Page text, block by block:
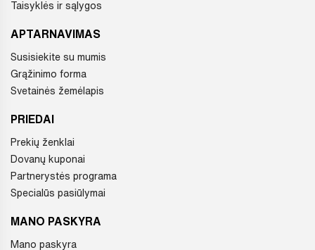
Taisyklės ir sąlygos
APTARNAVIMAS
Susisiekite su mumis
Grąžinimo forma
Svetainės žemėlapis
PRIEDAI
Prekių ženklai
Dovanų kuponai
Partnerystės programa
Specialūs pasiūlymai
MANO PASKYRA
Mano paskyra